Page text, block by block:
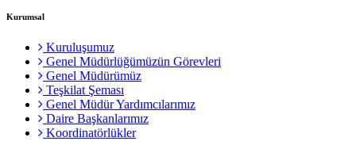
Kurumsal
Kuruluşumuz
Genel Müdürlüğümüzün Görevleri
Genel Müdürümüz
Teşkilat Şeması
Genel Müdür Yardımcılarımız
Daire Başkanlarımız
Koordinatörlükler